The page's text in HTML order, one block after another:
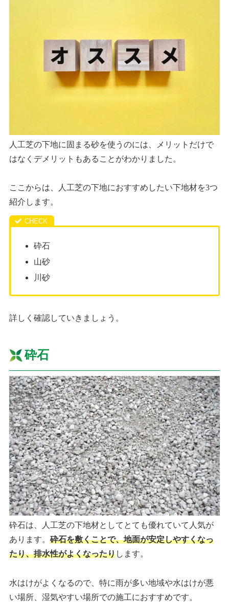
人工芝の下地に固まる砂を使うのには、メリットだけで
はなくデメリットもあることがわかりました。
ここからは、人工芝の下地におすすめしたい下地材を3つ
紹介します。
砕石
山砂
川砂
詳しく確認していきましょう。
砕石
砕石は、人工芝の下地材としてとても優れていて人気が
あります。砕石を敷くことで、地面が安定しやすくなっ
たり、排水性がよくなったりします。
水はけがよくなるので、特に雨が多い地域や水はけが悪
い場所、湿気やすい場所での施工におすすめです。